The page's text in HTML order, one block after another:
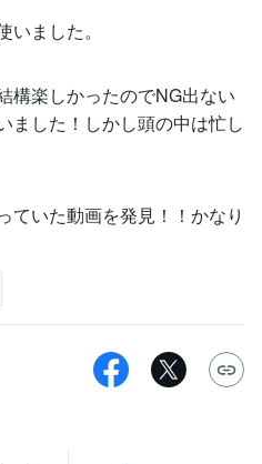
ました。
構楽しかったのでNG出ない
ました！しかし頭の中は忙し
ていた動画を発見！！かなり